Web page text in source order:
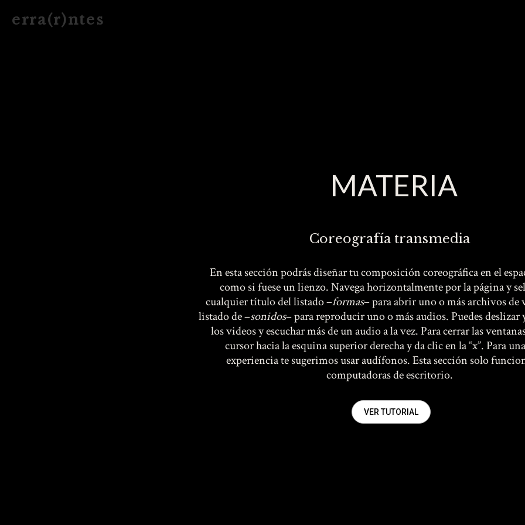
e r r a ( r ) n t e s
MATERIA
Coreografía transmedia
En esta sección podrás diseñar tu composición coreográfica en el
como si fuese un lienzo. Navega horizontalmente por la página y
cualquier título del listado –formas– para abrir uno o más archivos de
listado de –sonidos– para reproducir uno o más audios. Puedes deslizar
los videos y escuchar más de un audio a la vez. Para cerrar las
cursor hacia la esquina superior derecha y da clic en la “x”. Para
experiencia te sugerimos usar audífonos. Esta sección solo
computadoras de escritorio.
VER TUTORIAL